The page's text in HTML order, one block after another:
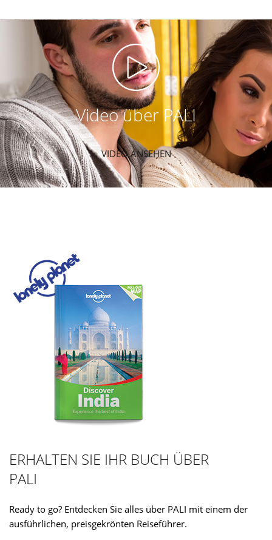
Video über PALI
VIDEO ANSEHEN
ERHALTEN SIE IHR BUCH ÜBER
PALI
Ready to go? Entdecken Sie alles über PALI mit einem der
ausführlichen, preisgekrönten Reiseführer.